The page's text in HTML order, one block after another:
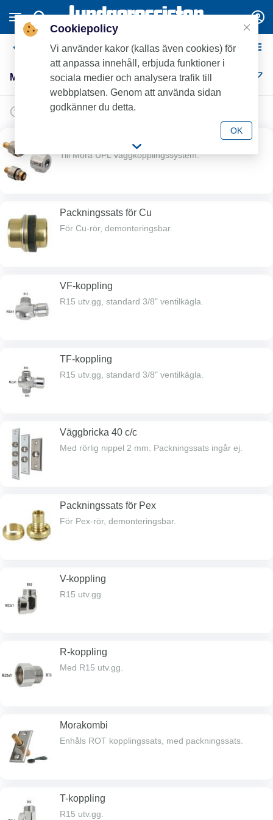
Mora UPL - lilla systemet
Mora UPL - lilla systemet (14)
Till Mora UPL väggkopplingssystem.
Packningssats för Cu
För Cu-rör, demonteringsbar.
VF-koppling
R15 utv.gg, standard 3/8" ventilkägla.
TF-koppling
R15 utv.gg, standard 3/8" ventilkägla.
Väggbricka 40 c/c
Med rörlig nippel 2 mm. Packningssats ingår ej.
Packningssats för Pex
För Pex-rör, demonteringsbar.
V-koppling
R15 utv.gg.
R-koppling
Med R15 utv.gg.
Morakombi
Enhåls ROT kopplingssats, med packningssats.
T-koppling
R15 utv.gg.
Cookiepolicy
Vi använder kakor (kallas även cookies) för
att anpassa innehåll, erbjuda funktioner i
sociala medier och analysera trafik till
webbplatsen. Genom att använda sidan
godkänner du detta.
OK